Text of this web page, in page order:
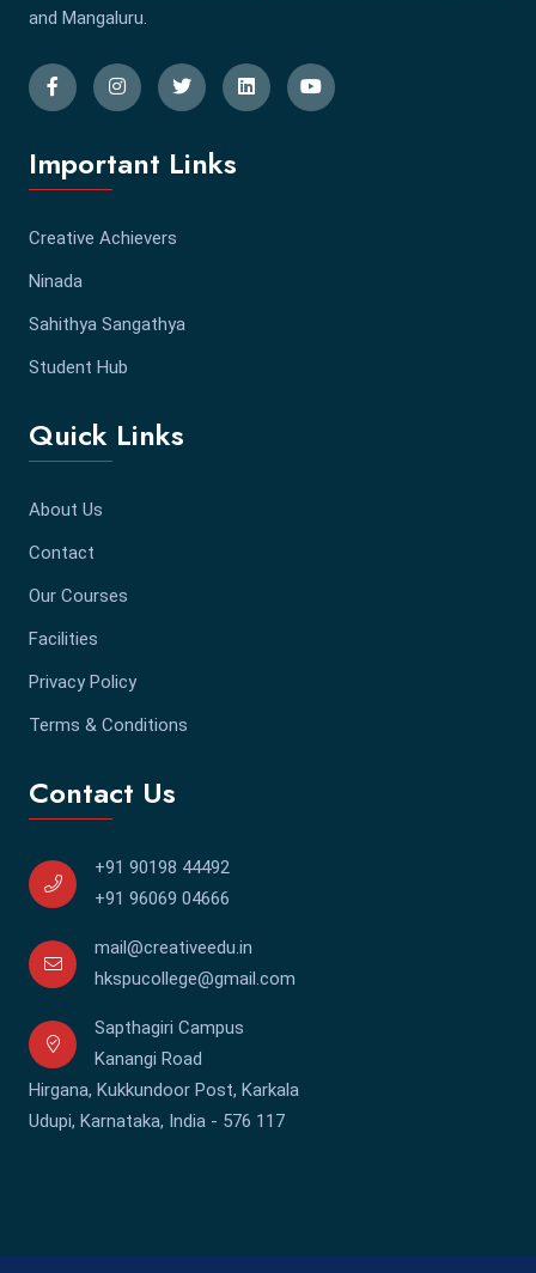
and Mangaluru.
Important Links
Creative Achievers
Ninada
Sahithya Sangathya
Student Hub
Quick Links
About Us
Contact
Our Courses
Facilities
Privacy Policy
Terms & Conditions
Contact Us
+91 90198 44492
+91 96069 04666
mail@creativeedu.in
hkspucollege@gmail.com
Sapthagiri Campus
Kanangi Road
Hirgana, Kukkundoor Post, Karkala
Udupi, Karnataka, India - 576 117